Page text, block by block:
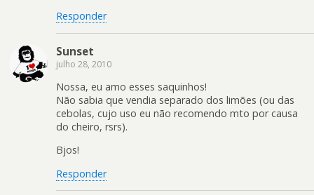
Responder
Sunset
julho 28, 2010
Nossa, eu amo esses saquinhos!
Não sabia que vendia separado dos limões (ou das
cebolas, cujo uso eu não recomendo mto por causa
do cheiro, rsrs).
Bjos!
Responder